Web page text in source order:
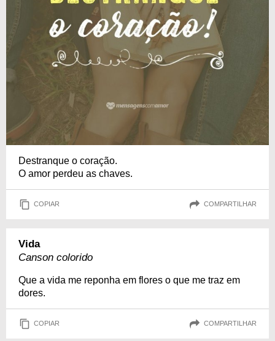
Destranque o coração.
O amor perdeu as chaves.
COPIAR COMPARTILHAR
Vida
Canson colorido
Que a vida me reponha em flores o que me traz em
dores.
COPIAR COMPARTILHAR